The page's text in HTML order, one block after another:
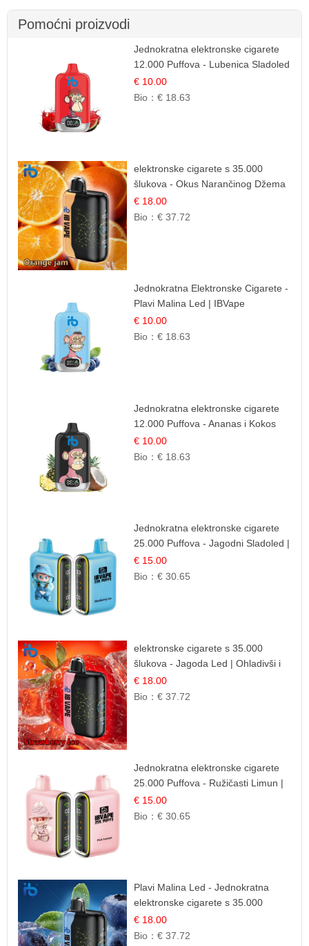
Pomoćni proizvodi
Jednokratna elektronske cigarete
12.000 Puffova - Lubenica Sladoled
| Ljetna Desertna Aroma
€ 10.00
Bio：€ 18.63
elektronske cigarete s 35.000
šlukova - Okus Narančinog Džema
| Dugotrajno Iskustvo
€ 18.00
Bio：€ 37.72
Jednokratna Elektronske Cigarete -
Plavi Malina Led | IBVape
€ 10.00
Bio：€ 18.63
Jednokratna elektronske cigarete
12.000 Puffova - Ananas i Kokos
Sladoled | Tropski Desert
€ 10.00
Bio：€ 18.63
Jednokratna elektronske cigarete
25.000 Puffova - Jagodni Sladoled |
Kremasta Slatka Okus
€ 15.00
Bio：€ 30.65
elektronske cigarete s 35.000
šlukova - Jagoda Led | Ohladivši i
Osježavajući Okus
€ 18.00
Bio：€ 37.72
Jednokratna elektronske cigarete
25.000 Puffova - Ružičasti Limun |
Osježavajuća Citrusna Aroma
€ 15.00
Bio：€ 30.65
Plavi Malina Led - Jednokratna
elektronske cigarete s 35.000
šlukova | IBVape
€ 18.00
Bio：€ 37.72